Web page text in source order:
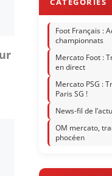
Foot Français :
championnats
Mercato Foot :
en direct
Mercato PSG :
Paris SG !
News-fil de
OM mercato,
phocéen